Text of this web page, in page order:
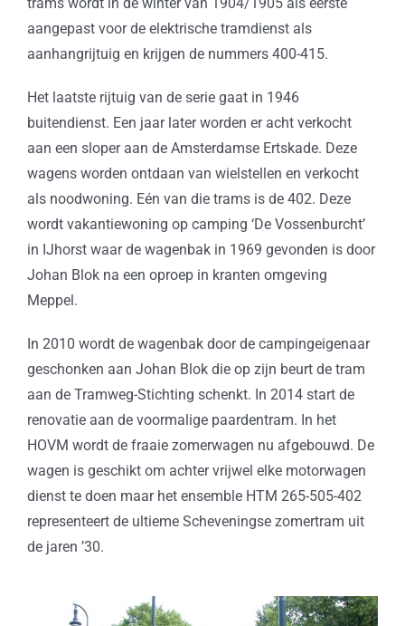
aangepast voor de elektrische tramdienst als
aanhangrijtuig en krijgen de nummers 400-415.
Het laatste rijtuig van de serie gaat in 1946
buitendienst. Een jaar later worden er acht verkocht
aan een sloper aan de Amsterdamse Ertskade. Deze
wagens worden ontdaan van wielstellen en verkocht
als noodwoning. Eén van die trams is de 402. Deze
wordt vakantiewoning op camping ‘De Vossenburcht’
in IJhorst waar de wagenbak in 1969 gevonden is door
Johan Blok na een oproep in kranten omgeving
Meppel.
In 2010 wordt de wagenbak door de campingeigenaar
geschonken aan Johan Blok die op zijn beurt de tram
aan de Tramweg-Stichting schenkt. In 2014 start de
renovatie aan de voormalige paardentram. In het
HOVM wordt de fraaie zomerwagen nu afgebouwd. De
wagen is geschikt om achter vrijwel elke motorwagen
dienst te doen maar het ensemble HTM 265-505-402
representeert de ultieme Scheveningse zomertram uit
de jaren ’30.